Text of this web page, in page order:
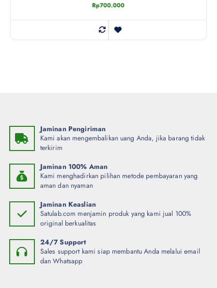
Rp700.000
Jaminan Pengiriman
Kami akan mengembalikan uang Anda, jika barang tidak
terkirim
Jaminan 100% Aman
Kami menghadirkan pilihan metode pembayaran yang
aman dan nyaman
Jaminan Keaslian
Satulab.com menjamin produk yang kami jual 100%
original berkualitas
24/7 Support
Sales support kami siap membantu Anda melalui email
dan Whatsapp